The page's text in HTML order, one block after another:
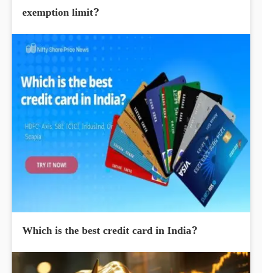
exemption limit?
Which is the best credit card in India?